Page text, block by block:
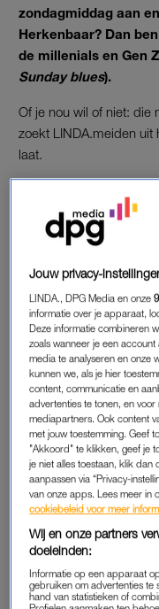
zondagmiddag aan
Herkenbaar? Dan
de millenials en Gen
Sunday blues).
Of je nou wil of niet: die
zoekt LINDA.meiden uit
laat.
SUNDAY
Waar je op
alweer te zijn
zondagavondangst.
die tikkende deadline
omdat je denkt niet
je hebt juist een té
uitgeput bent.
“Het is een mix van
gaat komen. Dat kan
genieten van het einde
Charlotte Bailey ,
psychotherapeut, in
zondagavond niet
LIGT HET AAN
Jouw privacy-
LINDA., DPG Media en onze
informatie over je apparaat,
Deze informatie combineren
zoals wanneer je een
media te analyseren en onze
kunnen we, als je hier
content, communicatie en
advertenties te tonen, en
mediapartners. Ook content
met jouw toestemming. Geef
"Akkoord" te klikken, geef je
je niet alles toestaan, klik dan
aanpassen via “Privacy-
van onze apps. Lees meer in
cookiebeleid voor meer
Wij en onze partners
doeleinden:
Informatie op een apparaat
gebruiken om advertenties te
hand van statistieken of